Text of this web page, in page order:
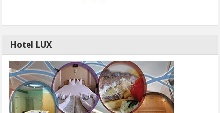
Hotel LUX